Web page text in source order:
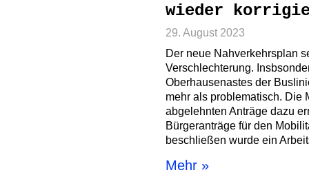
wieder
29. August 2023
Der neue Nahverkehrsplan
Verschlechterung.
Oberhausenastes der
mehr als problematisch. Die
abgelehnten Anträge dazu
Bürgeranträge für den
beschließen wurde ein
Mehr »